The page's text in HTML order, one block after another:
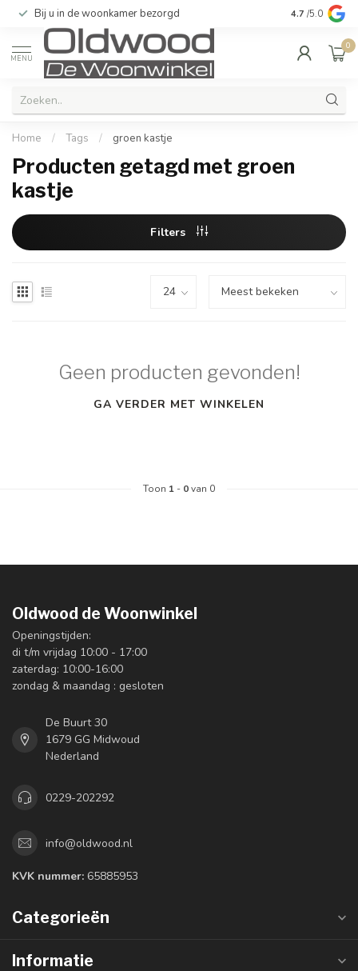
Bij u in de woonkamer bezorgd Kwaliteit &
4.7 /5.0
MENU
0
Home / Tags / groen kastje
Producten getagd met groen
kastje
Filters
Geen producten gevonden!
GA VERDER MET WINKELEN
Toon 1 - 0van 0
Oldwood de Woonwinkel
Openingstijden:
di t/m vrijdag 10:00 - 17:00
zaterdag: 10:00-16:00
zondag & maandag : gesloten
De Buurt 30
1679 GG Midwoud
Nederland
0229-202292
info@oldwood.nl
KVK nummer: 65885953
Categorieën
Informatie